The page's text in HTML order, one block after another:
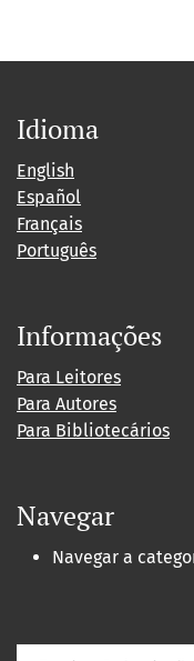
Idioma
English
Español
Français
Português
Informações
Para Leitores
Para Autores
Para Bibliotecários
Navegar
Navegar a